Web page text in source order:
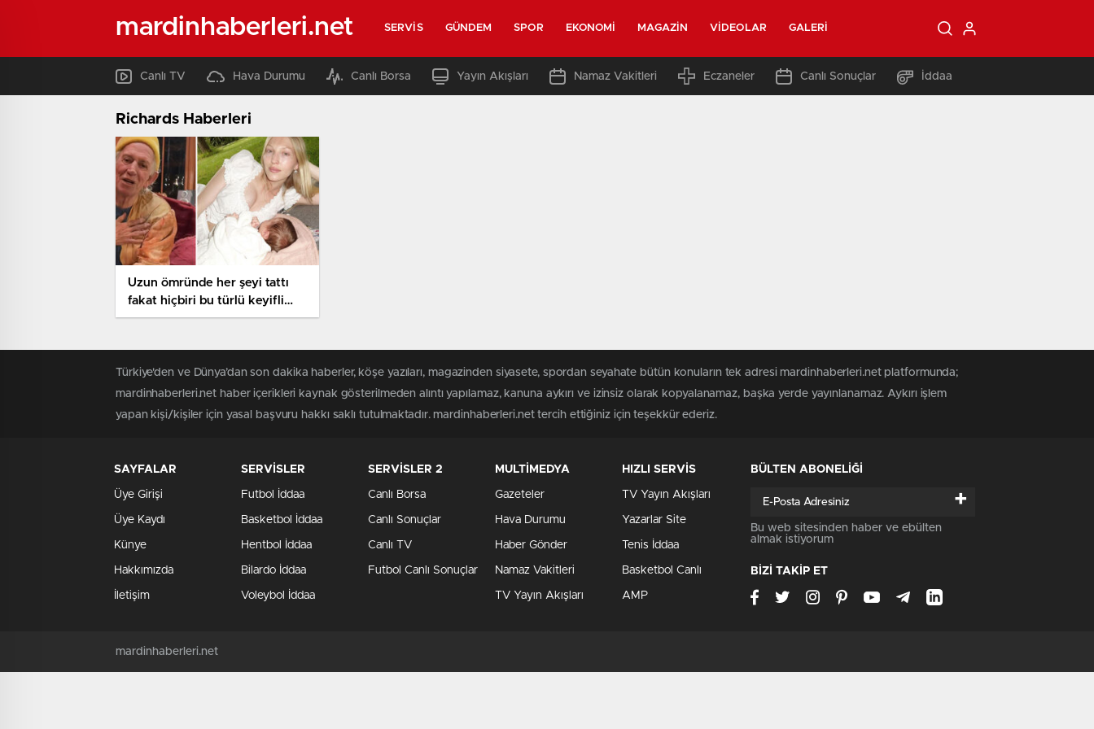
mardinhaberleri.net SERVIS GÜNDEM SPOR EKONOMI MAGAZIN VIDEOLAR GALERI
Canlı TV Hava Durumu Canlı Borsa Yayın Akışları Namaz Vakitleri Eczaneler Canlı Sonuçlar İddaa
Richards Haberleri
Uzun ömründe her şeyi tattı
fakat hiçbiri bu türlü keyifli
etmedi… Efsane müzisyen en
Türkiye'den ve Dünya’dan son dakika haberler, köşe yazıları, magazinden siyasete, spordan seyahate bütün konuların tek adresi mardinhaberleri.net platformunda;
mardinhaberleri.net haber içerikleri kaynak gösterilmeden alıntı yapılamaz, kanuna aykırı ve izinsiz olarak kopyalanamaz, başka yerde yayınlanamaz. Aykırı işlem
yapan kişi/kişiler için yasal başvuru hakkı saklı tutulmaktadır. mardinhaberleri.net tercih ettiğiniz için teşekkür ederiz.
SAYFALAR
Üye Girişi
Üye Kaydı
Künye
Hakkımızda
İletişim
SERVİSLER
Futbol İddaa
Basketbol İddaa
Hentbol İddaa
Bilardo İddaa
Voleybol İddaa
SERVİSLER 2
Canlı Borsa
Canlı Sonuçlar
Canlı TV
Futbol Canlı Sonuçlar
MULTİMEDYA
Gazeteler
Hava Durumu
Haber Gönder
Namaz Vakitleri
TV Yayın Akışları
HIZLI SERVİS
TV Yayın Akışları
Yazarlar Site
Tenis İddaa
Basketbol Canlı
AMP
BÜLTEN ABONELİĞİ
+
Bu web sitesinden haber ve ebülten
almak istiyorum
BİZİ TAKİP ET
mardinhaberleri.net